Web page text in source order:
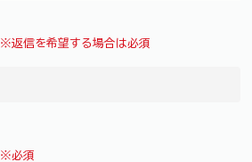
※返信を希望する場合は必須
※必須